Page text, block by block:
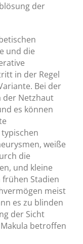
der
und die
in der Regel
Bei der
der Netzhaut
es können
weiße
die
und kleine
Stadien
meist
es zu blinden
der Sicht
betroffen